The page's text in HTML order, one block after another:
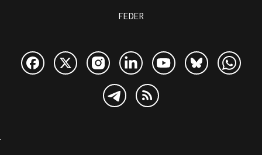
FEDER